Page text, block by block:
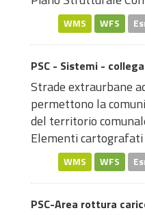
WMS WFS
PSC - Sistemi -
Strade extraurbane
permettono la
del territorio
Elementi
WMS WFS
PSC-Area rottura